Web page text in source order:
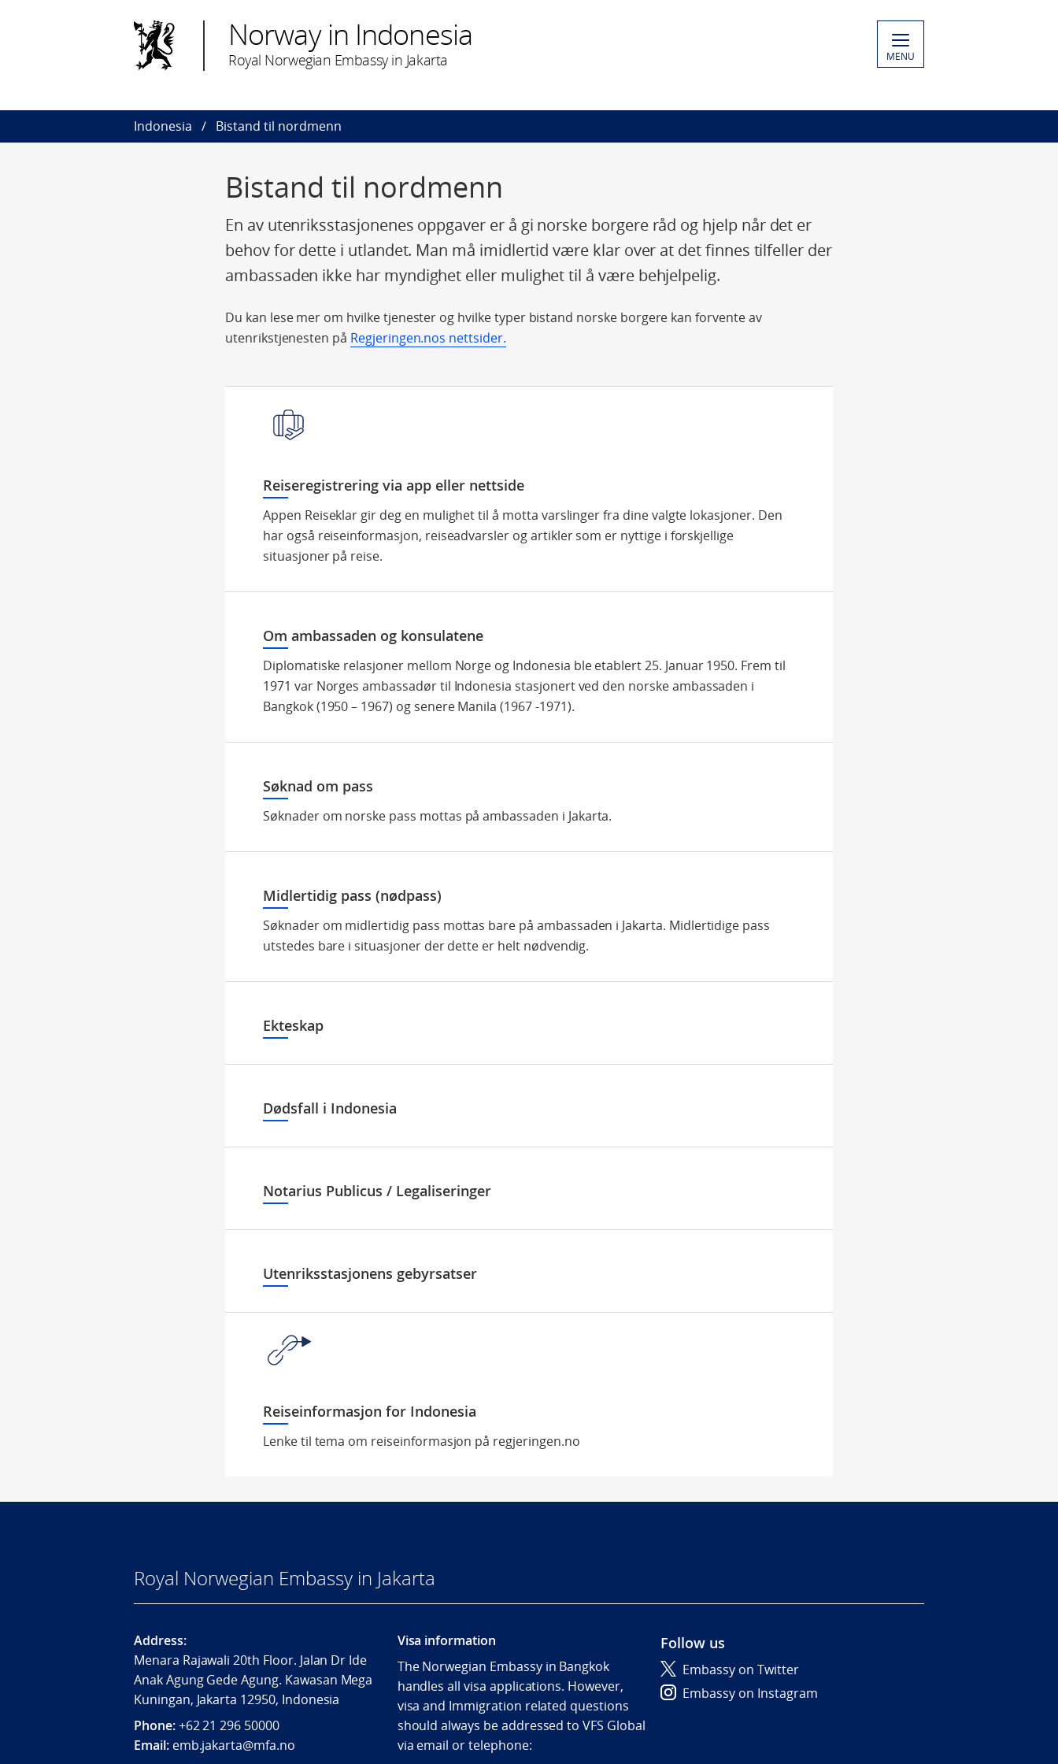
Norway in Indonesia
Royal Norwegian Embassy in Jakarta MENU
Indonesia Bistand til nordmenn
Bistand til nordmenn
En av utenriksstasjonenes oppgaver er å gi norske borgere råd og hjelp når det er
behov for dette i utlandet. Man må imidlertid være klar over at det finnes tilfeller der
ambassaden ikke har myndighet eller mulighet til å være behjelpelig.
Du kan lese mer om hvilke tjenester og hvilke typer bistand norske borgere kan forvente av
utenrikstjenesten på Regjeringen.nos nettsider.
Reiseregistrering via app eller nettside
Appen Reiseklar gir deg en mulighet til å motta varslinger fra dine valgte lokasjoner. Den
har også reiseinformasjon, reiseadvarsler og artikler som er nyttige i forskjellige
situasjoner på reise.
Om ambassaden og konsulatene
Diplomatiske relasjoner mellom Norge og Indonesia ble etablert 25. Januar 1950. Frem til
1971 var Norges ambassadør til Indonesia stasjonert ved den norske ambassaden i
Bangkok (1950 – 1967) og senere Manila (1967 -1971).
Søknad om pass
Søknader om norske pass mottas på ambassaden i Jakarta.
Midlertidig pass (nødpass)
Søknader om midlertidig pass mottas bare på ambassaden i Jakarta. Midlertidige pass
utstedes bare i situasjoner der dette er helt nødvendig.
Ekteskap
Dødsfall i Indonesia
Notarius Publicus / Legaliseringer
Utenriksstasjonens gebyrsatser
Reiseinformasjon for Indonesia
Lenke til tema om reiseinformasjon på regjeringen.no
Royal Norwegian Embassy in Jakarta
Address:
Menara Rajawali 20th Floor. Jalan Dr Ide
Anak Agung Gede Agung. Kawasan Mega
Kuningan, Jakarta 12950, Indonesia
Phone:+62 21 296 50000
Email: emb.jakarta@mfa.no
Visa information
The Norwegian Embassy in Bangkok
handles all visa applications. However,
visa and Immigration related questions
should always be addressed to VFS Global
via email or telephone:
Follow us
Embassy on Twitter
Embassy on Instagram